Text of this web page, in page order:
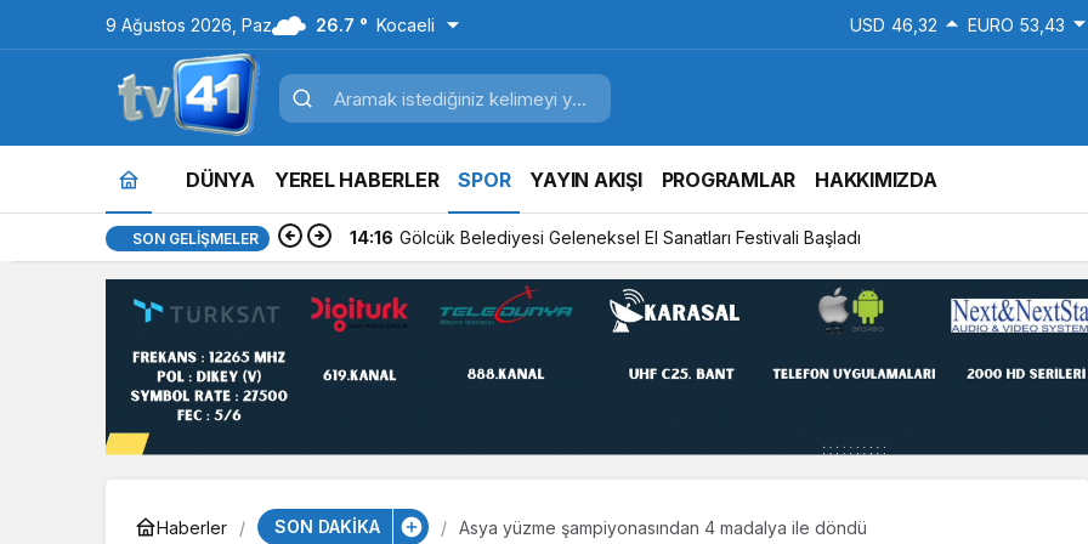
9 Ağustos 2026, Paz 26.7 ° Kocaeli USD 46,32 EURO 53,43
DÜNYA YEREL HABERLER SPOR YAYIN AKIŞI PROGRAMLAR HAKKIMIZDA
SON GELIŞMELER 14:16 Gölcük Belediyesi Geleneksel El Sanatları Festivali Başladı
Haberler SON DAKİKA Asya yüzme şampiyonasından 4 madalya ile döndü